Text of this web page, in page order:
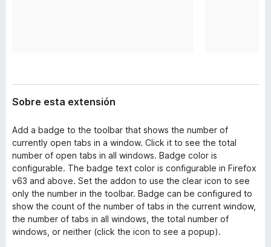
o
Sobre esta extensión
Add a badge to the toolbar that shows the number of
currently open tabs in a window. Click it to see the total
number of open tabs in all windows. Badge color is
configurable. The badge text color is configurable in Firefox
v63 and above. Set the addon to use the clear icon to see
only the number in the toolbar. Badge can be configured to
show the count of the number of tabs in the current window,
the number of tabs in all windows, the total number of
windows, or neither (click the icon to see a popup).